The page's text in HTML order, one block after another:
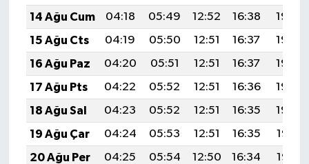
14 Ağu Cum
04:18 05:49 12:52 16:38
19:44
15 Ağu Cts
04:19 05:50 12:51 16:37
19:43
16 Ağu Paz
04:20 05:51 12:51 16:37
19:42
17 Ağu Pts
04:22 05:52 12:51 16:36
19:40
18 Ağu Sal
04:23 05:52 12:51 16:35
19:39
19 Ağu Çar
04:24 05:53 12:51 16:35
19:38
20 Ağu Per
04:25 05:54 12:50 16:34
19:36